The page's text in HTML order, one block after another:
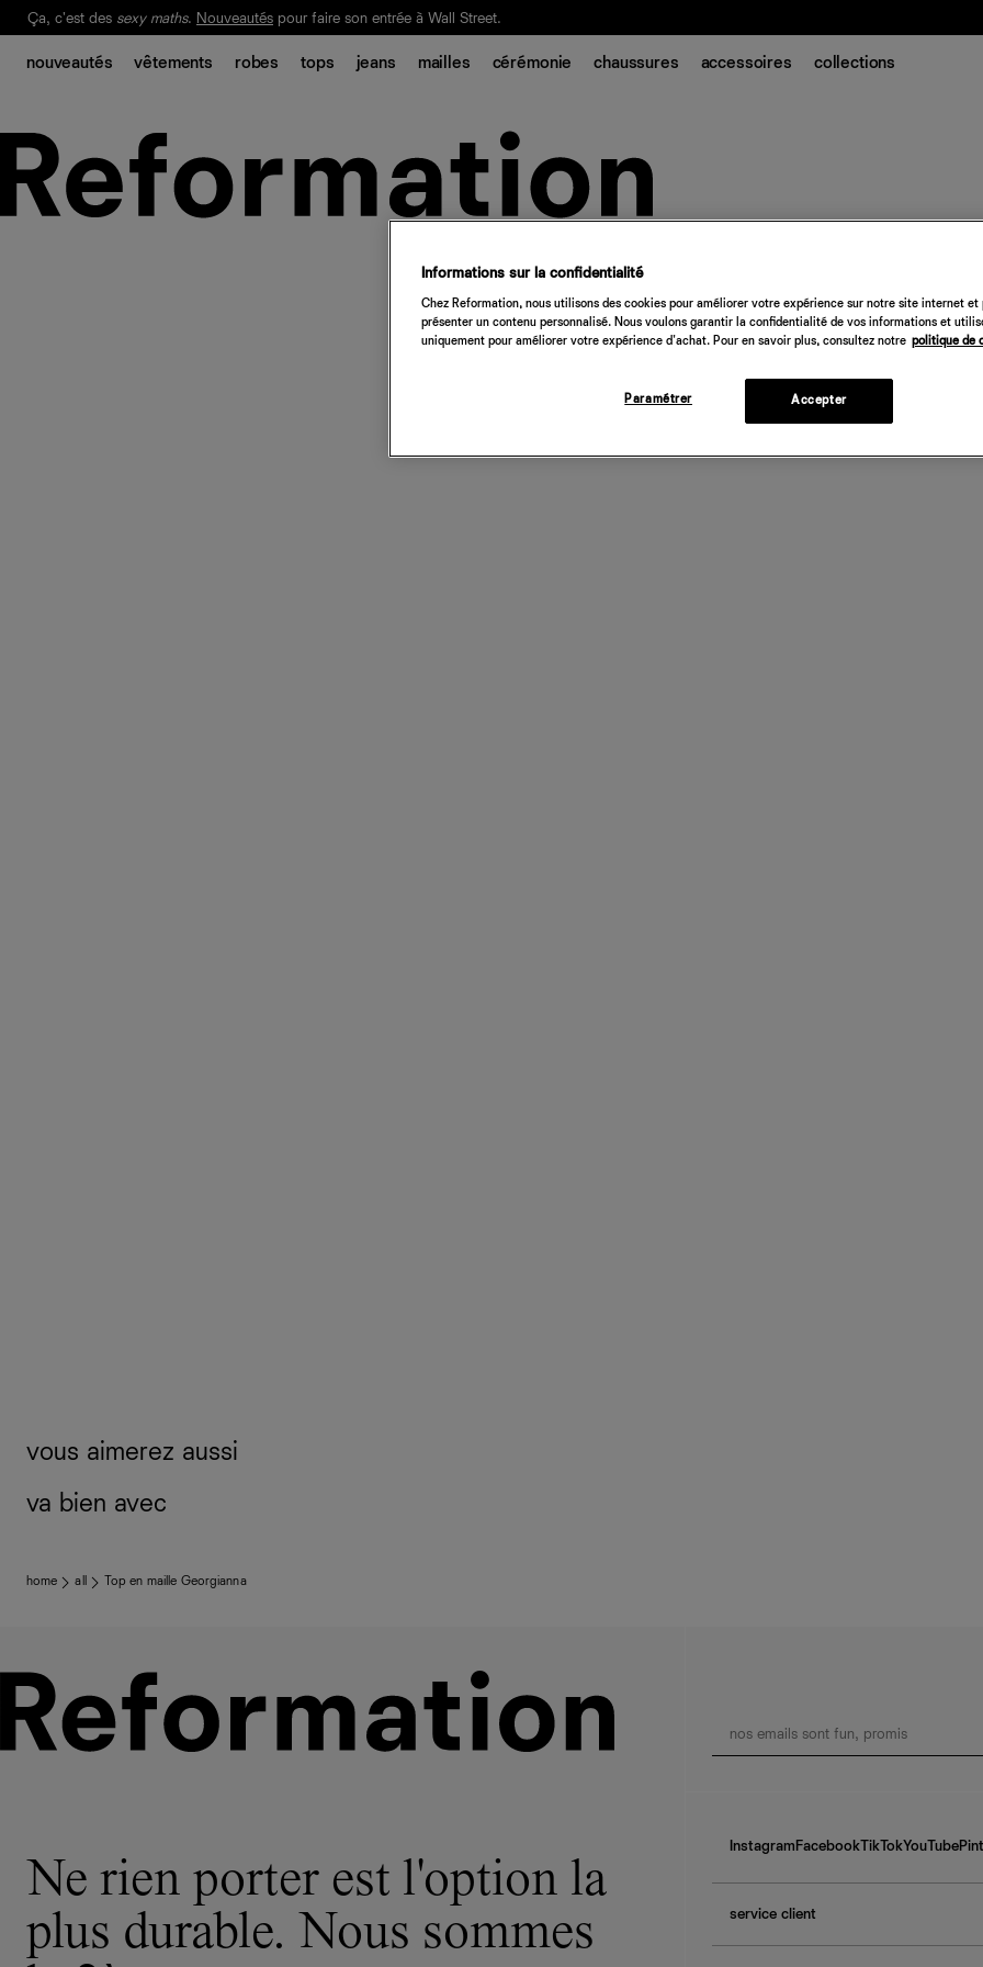
Notre Bilan Responsable 2025 est ici. Lisez-le
Ça, c'est des sexy maths. Nouveautés pour faire son entrée à Wall Street.
nouveautés vêtements robes tops jeans mailles cérémonie chaussures accessoires collections
vous aimerez aussi
va bien avec
home all Top en maille Georgianna
Ne rien porter est l'option la
plus durable. Nous sommes
Instagram FacebookTikTokYouTube
service client
Informations sur la confidentialité
Chez Reformation, nous utilisons des cookies pour améliorer votre expérience sur notre site internet et
présenter un contenu personnalisé. Nous voulons garantir la confidentialité de vos informations et
uniquement pour améliorer votre expérience d'achat. Pour en savoir plus, consultez notre politique de
Paramétrer Accepter